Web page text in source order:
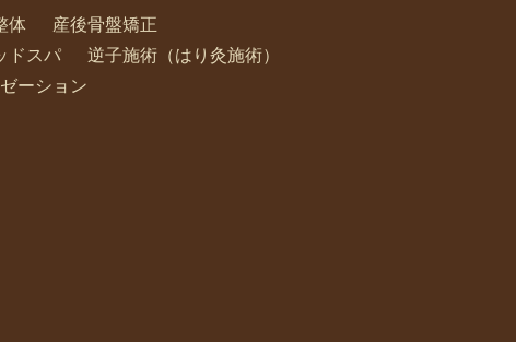
体
産後骨盤矯正
ドスパ
逆子施術（はり灸施術）
ーション